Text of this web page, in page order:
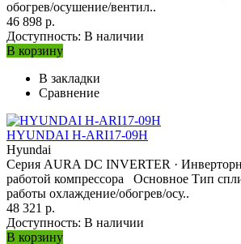
обогрев/осушение/вентил..
46 898 р.
Доступность: В наличии
В корзину
В закладки
Сравнение
HYUNDAI H-ARI17-09H
Hyundai
Серия AURA DC INVERTЕR ·
работой компрессора Основное Тип
работы охлаждение/обогрев/осу..
48 321 р.
Доступность: В наличии
В корзину